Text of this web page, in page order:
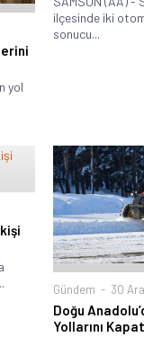
yol
ilçesinde iki
sonucu...
Gündem 30
Doğu
Yollarını